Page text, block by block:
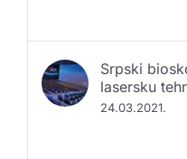
Srpski
lasersku